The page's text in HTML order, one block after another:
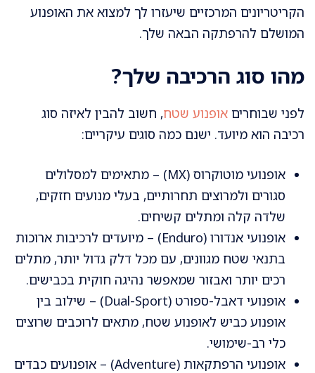
הקריטריונים המרכזיים שיעזרו לך למצוא את האופנוע
המושלם להרפתקה הבאה שלך.
מהו סוג הרכיבה שלך?
לפני שבוחרים אופנוע שטח, חשוב להבין לאיזה סוג
רכיבה הוא מיועד. ישנם כמה סוגים עיקריים:
אופנועי מוטוקרוס (MX) – מתאימים למסלולים
סגורים ולמרוצים תחרותיים, בעלי מנועים חזקים,
שלדה קלה ומתלים קשיחים.
אופנועי אנדורו (Enduro) – מיועדים לרכיבות ארוכות
בתנאי שטח מגוונים, עם מכל דלק גדול יותר, מתלים
רכים יותר ואבזור שמאפשר נהיגה חוקית בכבישים.
אופנועי דאבל-ספורט (Dual-Sport) – שילוב בין
אופנוע כביש לאופנוע שטח, מתאים לרוכבים שרוצים
כלי רב-שימושי.
אופנועי הרפתקאות (Adventure) – אופנועים כבדים